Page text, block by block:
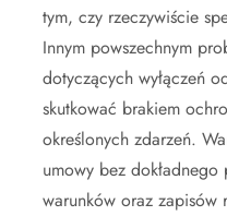
tym, czy rzeczywiście
Innym powszechnym
dotyczących wyłączeń
skutkować brakiem
określonych zdarzeń.
umowy bez dokładnego
warunków oraz zapisów